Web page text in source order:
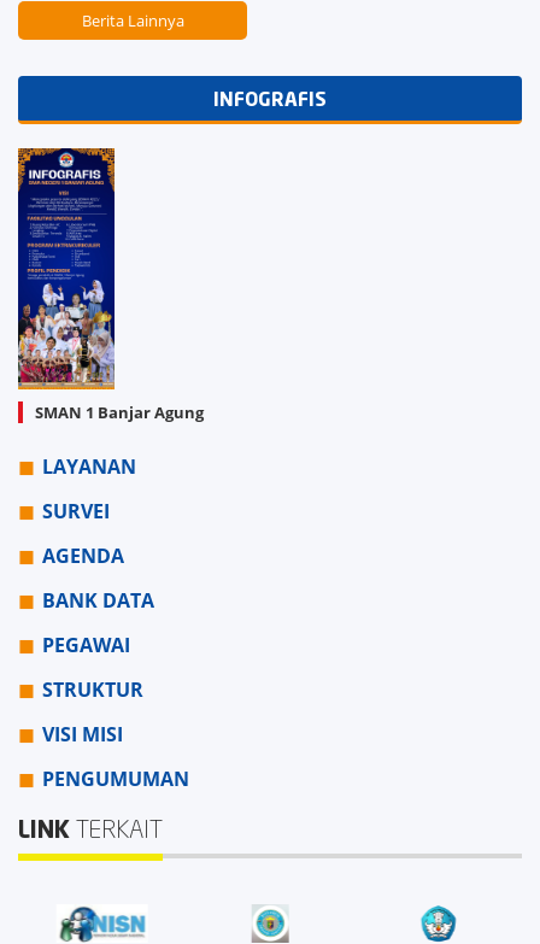
Berita Lainnya
INFOGRAFIS
SMAN 1 Banjar Agung
LAYANAN
SURVEI
AGENDA
BANK DATA
PEGAWAI
STRUKTUR
VISI MISI
PENGUMUMAN
LINK TERKAIT